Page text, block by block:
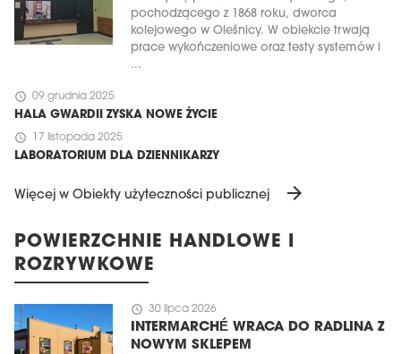
pochodzącego z 1868 roku, dworca
kolejowego w Oleśnicy. W obiekcie trwają
prace wykończeniowe oraz testy systemów i
...
schedule 09 grudnia 2025
HALA GWARDII ZYSKA NOWE ŻYCIE
schedule 17 listopada 2025
LABORATORIUM DLA DZIENNIKARZY
Więcej w Obiekty użyteczności publicznej arrow_forward
POWIERZCHNIE HANDLOWE I
ROZRYWKOWE
schedule 30 lipca 2026
INTERMARCHÉ WRACA DO RADLINA Z
NOWYM SKLEPEM